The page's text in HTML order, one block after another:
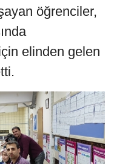
öğrenciler,
elinden gelen